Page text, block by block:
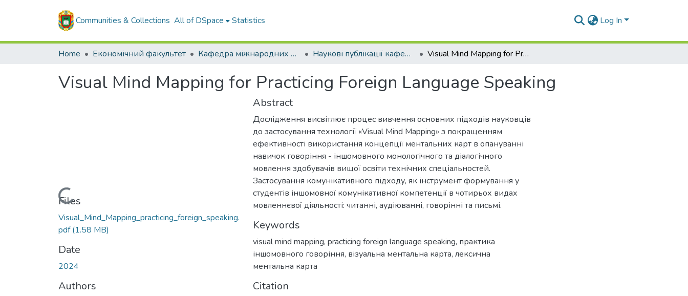
Communities & Collections All of DSpace Statistics Log In
Home Економічний факультет Кафедра міжнародних економічних відносин та іноземних мов Наукові публікації кафедри міжнародних економічних відносин та іноземних мов Visual Mind Mapping for Practicing Foreign Language Speaking
Visual Mind Mapping for Practicing Foreign Language Speaking
Loading...
Files
Visual_Mind_Mapping_practicing_foreign_speaking.
pdf(1.58 MB)
Date
2024
Authors
Abstract
Дослідження висвітлює процес вивчення основних підходів науковців
до застосування технології «Visual Mind Mapping» з покращенням
ефективності використання концепції ментальних карт в опануванні
навичок говоріння - іншомовного монологічного та діалогічного
мовлення здобувачів вищої освіти технічних спеціальностей.
Застосування комунікативного підходу, як інструмент формування у
студентів іншомовної комунікативної компетенції в чотирьох видах
мовленнєвої діяльності: читанні, аудіюванні, говорінні та письмі.
Keywords
visual mind mapping, practicing foreign language speaking, практика
іншомовного говоріння, візуальна ментальна карта, лексична
ментальна карта
Citation